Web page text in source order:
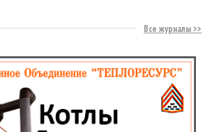
Все журналы